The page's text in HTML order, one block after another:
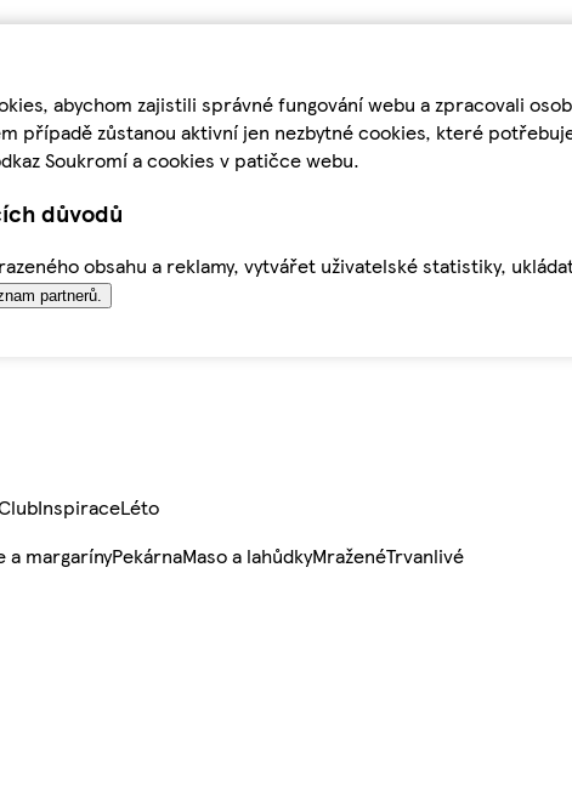
abychom zajistili správné fungování webu a zpracovali
případě zůstanou aktivní jen nezbytné cookies, které
Soukromí a cookies v patičce webu.
důvodů
obsahu a reklamy, vytvářet uživatelské statistiky,
partnerů.
InspiraceLéto
a margarínyPekárnaMaso a lahůdkyMraženéTrvanlivé